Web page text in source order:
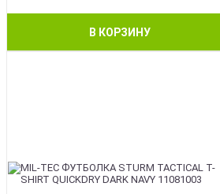
В КОРЗИНУ